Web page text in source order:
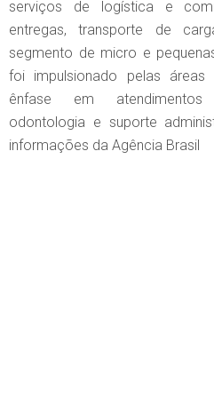
serviços de logística e
entregas, transporte de
segmento de micro e
foi impulsionado pelas
ênfase em atendimentos
odontologia e suporte
informações da Agência Brasil